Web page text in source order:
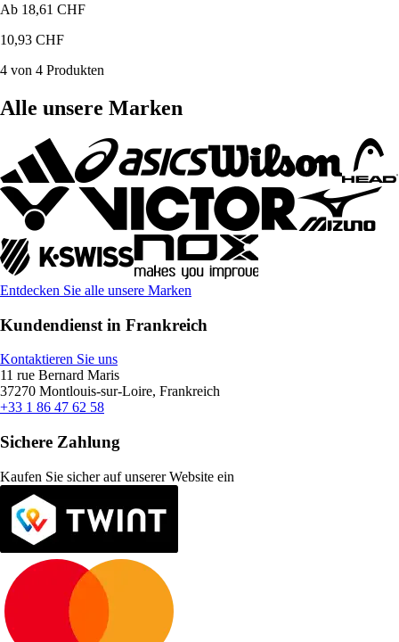
Ab 18,61 CHF
10,93 CHF
4 von 4 Produkten
Alle unsere Marken
Entdecken Sie alle unsere Marken
Kundendienst in Frankreich
Kontaktieren Sie uns
11 rue Bernard Maris
37270 Montlouis-sur-Loire, Frankreich
+33 1 86 47 62 58
Sichere Zahlung
Kaufen Sie sicher auf unserer Website ein